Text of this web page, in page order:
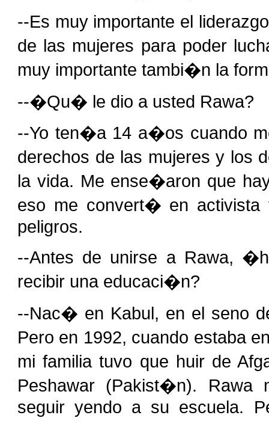
--Es muy importante el
de las mujeres para poder
muy importante tambi�n la
--�Qu� le dio a usted Rawa?
--Yo ten�a 14 a�os cuando
derechos de las mujeres y los
la vida. Me ense�aron que
eso me convert� en activista
peligros.
--Antes de unirse a Rawa,
recibir una educaci�n?
--Nac� en Kabul, en el seno
Pero en 1992, cuando estaba
mi familia tuvo que huir de
Peshawar (Pakist�n).
seguir yendo a su escuela.